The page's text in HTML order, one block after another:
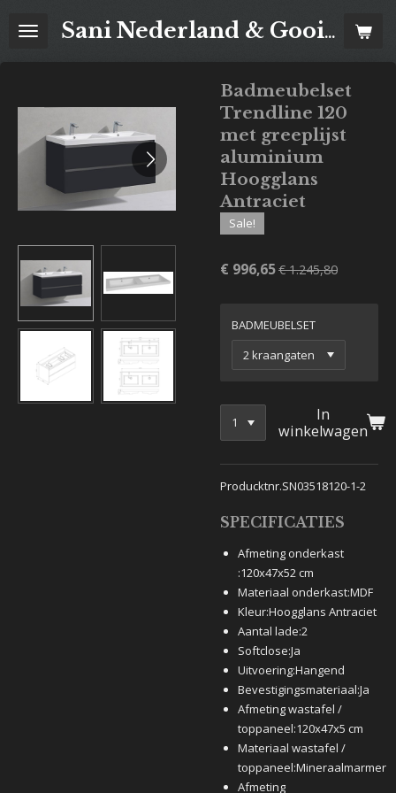
direct
Sani Nederland & Goois Tegelhuis
Badmeubelset
Trendline 120
met greeplijst
aluminium
Hoogglans
Antraciet
Sale!
€ 996,65€ 1.245,80
BADMEUBELSET
In
winkelwagen
Producktnr.SN03518120-1-2
SPECIFICATIES
Afmeting onderkast
:120x47x52 cm
Materiaal onderkast:MDF
Kleur:Hoogglans Antraciet
Aantal lade:2
Softclose:Ja
Uitvoering:Hangend
Bevestigingsmateriaal:Ja
Afmeting wastafel /
toppaneel:120x47x5 cm
Materiaal wastafel /
toppaneel:Mineraalmarmer
Afmeting